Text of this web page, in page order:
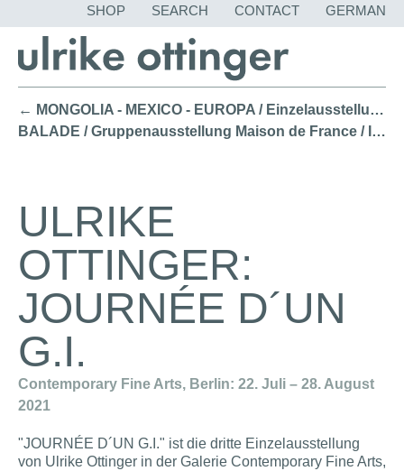
SKIP
NAVIGATION
SHOP SEARCH CONTACT GERMAN
← MONGOLIA - MEXICO - EUROPA / Einzelausstellung & Hans-Thoma Preis 2021 Hans-Thoma-Kunstmuseum, Bernau (2021)
BALADE / Gruppenausstellung Maison de France / Institut Français Berlin (2021) →
ULRIKE
OTTINGER:
JOURNÉE D´UN
G.I.
Contemporary Fine Arts, Berlin: 22. Juli – 28. August
2021
"JOURNÉE D´UN G.I." ist die dritte Einzelausstellung
von Ulrike Ottinger in der Galerie Contemporary Fine Arts,